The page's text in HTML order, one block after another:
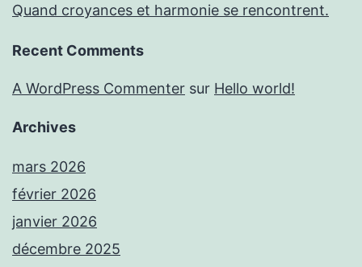
Quand croyances et harmonie se rencontrent.
Recent Comments
A WordPress Commenter sur Hello world!
Archives
mars 2026
février 2026
janvier 2026
décembre 2025